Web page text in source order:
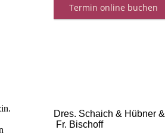
Dres. Schaich & Hübner &
Fr. Bischoff